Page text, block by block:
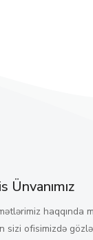
Ünvanımız
haqqında
sizi ofisimizdə